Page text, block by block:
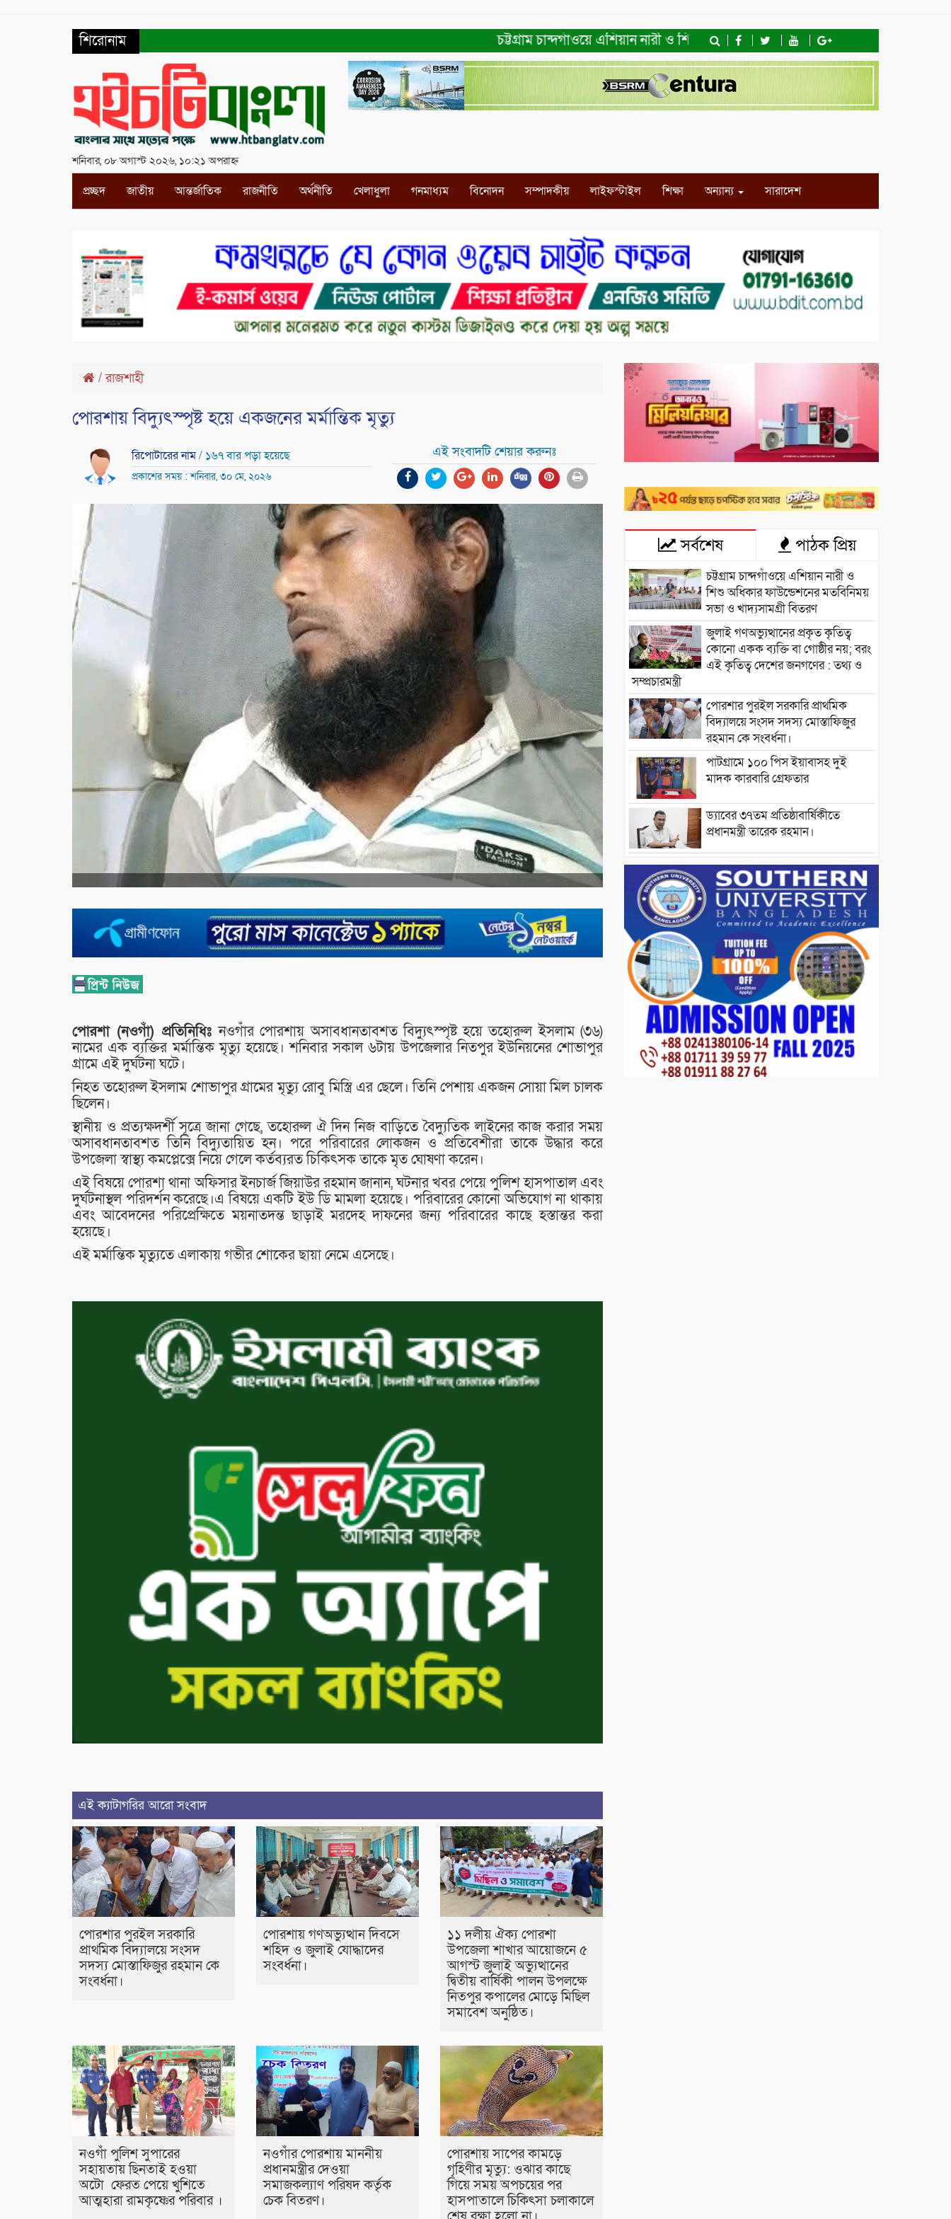
শিরোনাম চট্টগ্রাম চান্দগাঁওয়ে এশিয়ান নারী ও শিশু অধিকার ফাউন্ডেশনের মতবিনিময় সভা ও খাদ্যসামগ্রী
শনিবার, ০৮ অগাস্ট ২০২৬, ১০:২১ অপরাহ্ন
প্রচ্ছদ জাতীয় আন্তর্জাতিক রাজনীতি অর্থনীতি খেলাধুলা গনমাধ্যম বিনোদন সম্পাদকীয় লাইফস্টাইল শিক্ষা অন্যান্য সারাদেশ
/রাজশাহী
পোরশায় বিদ্যুৎস্পৃষ্ট হয়ে একজনের মর্মান্তিক মৃত্যু
রিপোটারের নাম/ ১৬৭ বার পড়া হয়েছে
প্রকাশের সময় : শনিবার, ৩০ মে, ২০২৬
এই সংবাদটি শেয়ার করুনঃ
পোরশা (নওগাঁ) প্রতিনিধিঃনওগাঁর পোরশায় অসাবধানতাবশত বিদ্যুৎস্পৃষ্ট হয়ে তহোরুল ইসলাম (৩৬)
নামের এক ব্যক্তির মর্মান্তিক মৃত্যু হয়েছে। শনিবার সকাল ৬টায় উপজেলার নিতপুর ইউনিয়নের শোভাপুর
গ্রামে এই দুর্ঘটনা ঘটে।
নিহত তহোরুল ইসলাম শোভাপুর গ্রামের মৃত্যু রোবু মিস্ত্রি এর ছেলে। তিনি পেশায় একজন সোয়া মিল চালক
ছিলেন।
স্থানীয় ও প্রত্যক্ষদর্শী সূত্রে জানা গেছে, তহোরুল ঐ দিন নিজ বাড়িতে বৈদ্যুতিক লাইনের কাজ করার সময়
অসাবধানতাবশত তিনি বিদ্যুতায়িত হন। পরে পরিবারের লোকজন ও প্রতিবেশীরা তাকে উদ্ধার করে
উপজেলা স্বাস্থ্য কমপ্লেক্সে নিয়ে গেলে কর্তব্যরত চিকিৎসক তাকে মৃত ঘোষণা করেন।
এই বিষয়ে পোরশা থানা অফিসার ইনচার্জ জিয়াউর রহমান জানান, ঘটনার খবর পেয়ে পুলিশ হাসপাতাল এবং
দুর্ঘটনাস্থল পরিদর্শন করেছে।এ বিষয়ে একটি ইউ ডি মামলা হয়েছে। পরিবারের কোনো অভিযোগ না থাকায়
এবং আবেদনের পরিপ্রেক্ষিতে ময়নাতদন্ত ছাড়াই মরদেহ দাফনের জন্য পরিবারের কাছে হস্তান্তর করা
হয়েছে।
এই মর্মান্তিক মৃত্যুতে এলাকায় গভীর শোকের ছায়া নেমে এসেছে।
এই ক্যাটাগরির আরো সংবাদ
পোরশার পুরইল সরকারি
প্রাথমিক বিদ্যালয়ে সংসদ
সদস্য মোস্তাফিজুর রহমান কে
সংবর্ধনা।
পোরশায় গণঅভ্যুত্থান দিবসে
শহিদ ও জুলাই যোদ্ধাদের
সংবর্ধনা।
১১ দলীয় ঐক্য পোরশা
উপজেলা শাখার আয়োজনে ৫
আগস্ট জুলাই অভ্যুত্থানের
দ্বিতীয় বার্ষিকী পালন উপলক্ষে
নিতপুর কপালের মোড়ে মিছিল
সমাবেশ অনুষ্ঠিত।
নওগাঁ পুলিশ সুপারের
সহায়তায় ছিনতাই হওয়া
অটো ফেরত পেয়ে খুশিতে
আত্মহারা রামকৃষ্ণের পরিবার ।
নওগাঁর পোরশায় মাননীয়
প্রধানমন্ত্রীর দেওয়া
সমাজকল্যাণ পরিষদ কর্তৃক
চেক বিতরণ।
পোরশায় সাপের কামড়ে
গৃহিণীর মৃত্যু: ওঝার কাছে
গিয়ে সময় অপচয়ের পর
হাসপাতালে চিকিৎসা চলাকালে
সর্বশেষ পাঠক প্রিয়
চট্টগ্রাম চান্দগাঁওয়ে এশিয়ান নারী ও
শিশু অধিকার ফাউন্ডেশনের মতবিনিময়
সভা ও খাদ্যসামগ্রী বিতরণ
জুলাই গণঅভ্যুত্থানের প্রকৃত কৃতিত্ব
কোনো একক ব্যক্তি বা গোষ্ঠীর নয়; বরং
এই কৃতিত্ব দেশের জনগণের : তথ্য ও
সম্প্রচারমন্ত্রী
পোরশার পুরইল সরকারি প্রাথমিক
বিদ্যালয়ে সংসদ সদস্য মোস্তাফিজুর
রহমান কে সংবর্ধনা।
পাটগ্রামে ১০০ পিস ইয়াবাসহ দুই
মাদক কারবারি গ্রেফতার
ড্যাবের ৩৭তম প্রতিষ্ঠাবার্ষিকীতে
প্রধানমন্ত্রী তারেক রহমান।
চন্দনাইশের হাশিমপুর ৪ নং ওয়ার্ডে
৫’শতাধিক হতদরিদ্র পরিবারের মাঝে
খাদ্যসামগ্রী বিতরণ করেন মনজুর
মোরশেদ
পরিবেশ রক্ষায় পাটগ্রামে ইহসান ইয়ুথ
সার্কেলের বৃক্ষরোপণ
মিরপুর-১১ নম্বরে দুর্বৃত্তদের গুলিতে
বিএনপি নেতা গুরুতর আহত
পাটগ্রামে চিকিৎসা সেবায় বীর
মুক্তিযোদ্ধা দবির উদ্দিন ফাউন্ডেশন